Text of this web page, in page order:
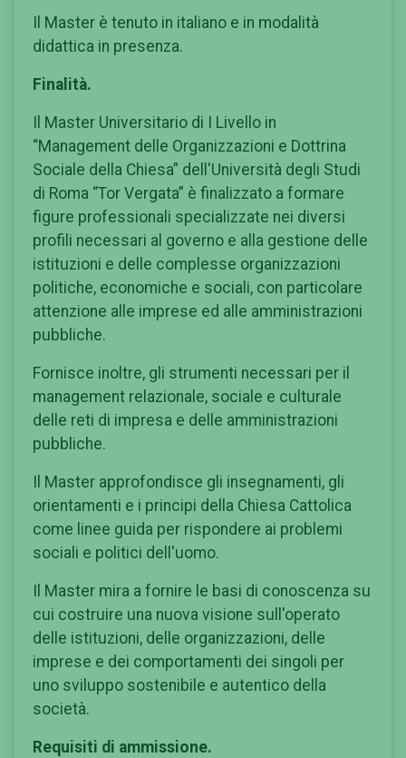
Il Master è tenuto in italiano e in modalità
didattica in presenza.
Finalità.
Il Master Universitario di I Livello in
“Management delle Organizzazioni e Dottrina
Sociale della Chiesa” dell'Università degli Studi
di Roma “Tor Vergata” è finalizzato a formare
figure professionali specializzate nei diversi
profili necessari al governo e alla gestione delle
istituzioni e delle complesse organizzazioni
politiche, economiche e sociali, con particolare
attenzione alle imprese ed alle amministrazioni
pubbliche.
Fornisce inoltre, gli strumenti necessari per il
management relazionale, sociale e culturale
delle reti di impresa e delle amministrazioni
pubbliche.
Il Master approfondisce gli insegnamenti, gli
orientamenti e i principi della Chiesa Cattolica
come linee guida per rispondere ai problemi
sociali e politici dell'uomo.
Il Master mira a fornire le basi di conoscenza su
cui costruire una nuova visione sull'operato
delle istituzioni, delle organizzazioni, delle
imprese e dei comportamenti dei singoli per
uno sviluppo sostenibile e autentico della
società.
Requisiti di ammissione.